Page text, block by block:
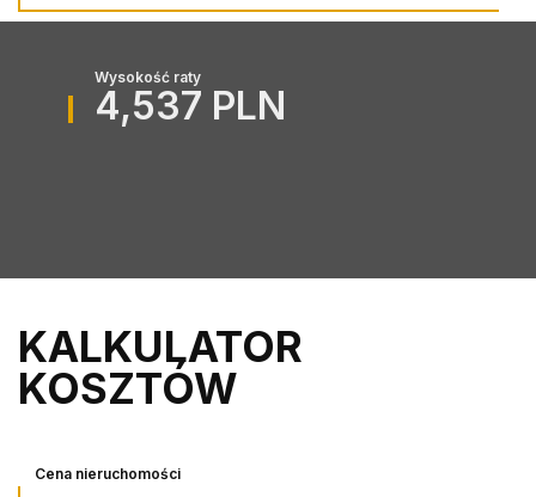
Wysokość raty
4,537 PLN
KALKULATOR
KOSZTÓW
Cena nieruchomości